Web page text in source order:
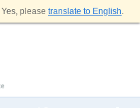
Yes, please translate to English.